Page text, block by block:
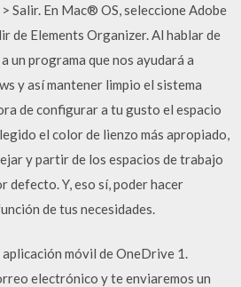
Salir. En Mac® OS, seleccione Adobe
de Elements Organizer. Al hablar de
un programa que nos ayudará a
y así mantener limpio el sistema
de configurar a tu gusto el espacio
el color de lienzo más apropiado,
y partir de los espacios de trabajo
defecto. Y, eso sí, poder hacer
de tus necesidades.
móvil de OneDrive 1.
electrónico y te enviaremos un